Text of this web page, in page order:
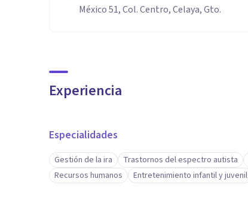
México 51, Col. Centro, Celaya, Gto.
Experiencia
Especialidades
Gestión de la ira Trastornos del espectro autista
Recursos humanos
Entretenimiento infantil y juvenil